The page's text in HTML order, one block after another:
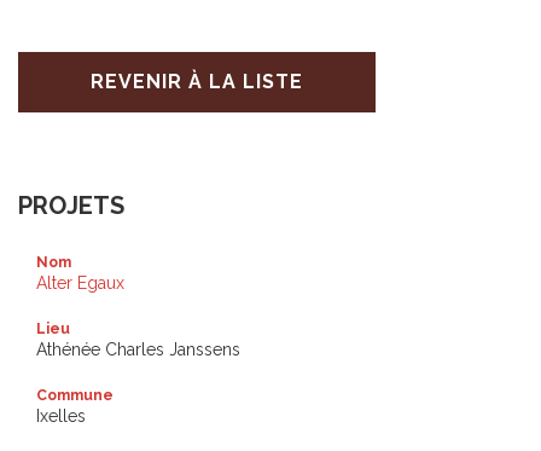
REVENIR À LA LISTE
PROJETS
Nom
Alter Egaux
Lieu
Athénée Charles Janssens
Commune
Ixelles